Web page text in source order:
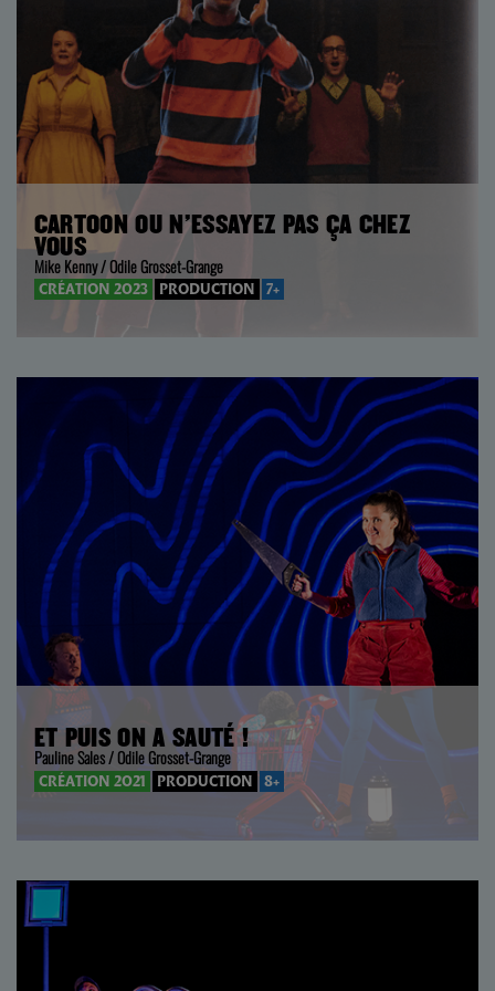
CARTOON OU N’ESSAYEZ PAS ÇA CHEZ
VOUS
Mike Kenny / Odile Grosset-Grange
CRÉATION 2023 PRODUCTION 7+
ET PUIS ON A SAUTÉ !
Pauline Sales / Odile Grosset-Grange
CRÉATION 2021 PRODUCTION 8+